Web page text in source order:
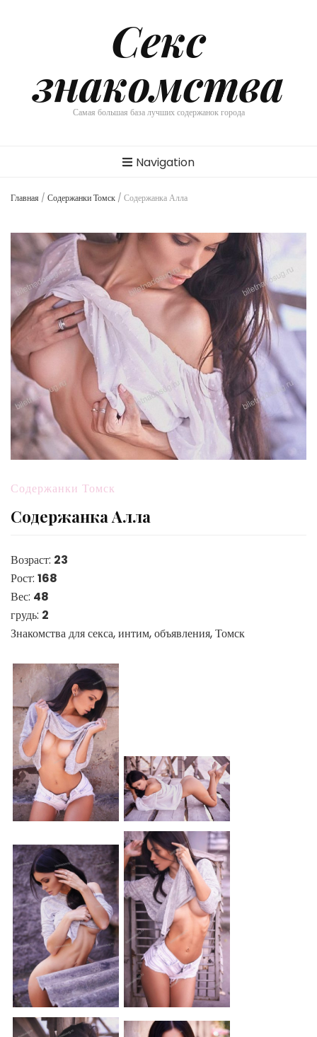
Секс
знакомства
Самая большая база лучших содержанок города
Navigation
Главная / Содержанки Томск / Содержанка Алла
Содержанки Томск
Содержанка Алла
Возраст: 23
Рост: 168
Вес: 48
грудь: 2
Знакомства для секса, интим, объявления, Томск